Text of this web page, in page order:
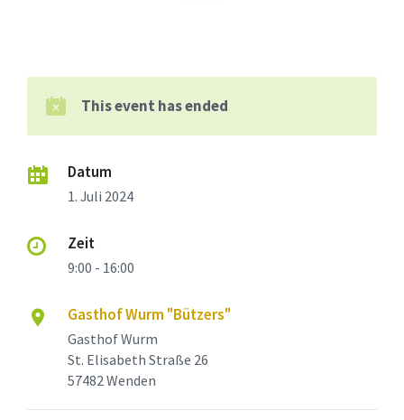
This event has ended
Datum
1. Juli 2024
Zeit
9:00 - 16:00
Gasthof Wurm "Bützers"
Gasthof Wurm
St. Elisabeth Straße 26
57482 Wenden